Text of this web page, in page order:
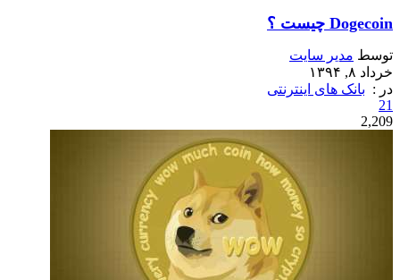
Dogecoin چیست ؟
توسط مدیر سایت
خرداد ۸, ۱۳۹۴
در : بانک های اینترنتی
21
2,209